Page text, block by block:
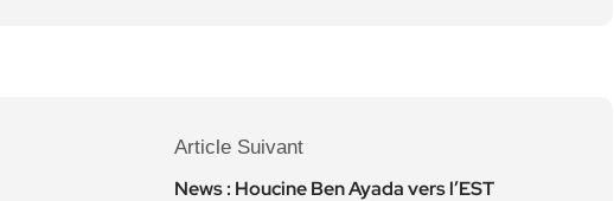
Article Suivant
News : Houcine Ben Ayada vers l’EST